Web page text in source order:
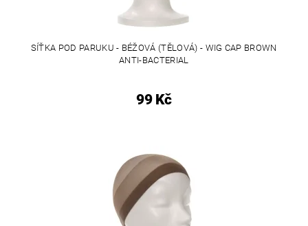
SÍŤKA POD PARUKU - BÉŽOVÁ (TĚLOVÁ) - WIG CAP BROWN
ANTI-BACTERIAL
99 Kč